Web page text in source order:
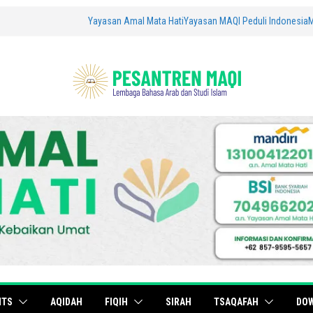
Yayasan Amal Mata HatiYayasan MAQI Peduli Indonesia
AQIDAH FIQIH SIRAH TSAQAFAH